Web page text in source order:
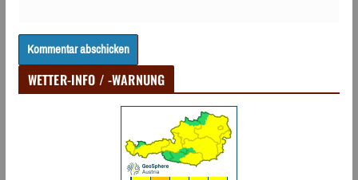
WETTER-INFO / -WARNUNG